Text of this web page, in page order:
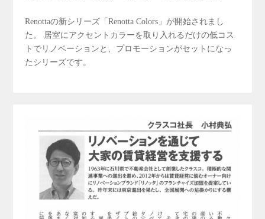
Renottaの新シリーズ「Renotta Colors」が開始されまし
た。 居室にアクセントカラーを取り入れるだけの低コス
トでリノベーションと、プロモーションがセットになっ
たシリーズです。